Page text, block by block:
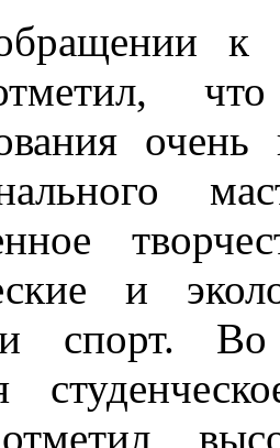
к
что
и
и спорт.